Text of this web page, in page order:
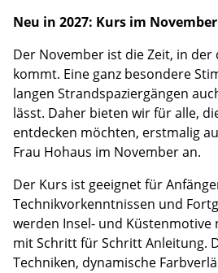
Neu in 2027: Kurs im November
Der November ist die Zeit, in der
kommt. Eine ganz besondere
langen Strandspaziergängen
lässt. Daher bieten wir für alle,
entdecken möchten, erstmalig
Frau Hohaus im November an.
Der Kurs ist geeignet für
Technikvorkenntnissen und
werden Insel- und Küstenmotive
mit Schritt für Schritt Anleitung.
Techniken, dynamische